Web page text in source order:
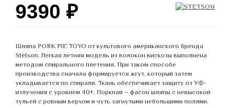
9390 ₽
Шляпа PORK PIE TOYO от культового американского бренда
Stetson. Легкая летняя модель из волокон вискозы выполнена
методом спирального плетения. При таком способе
производства сначала формируется жгут, который затем
укладывается по спирали. Ткань обеспечивает защиту от УФ-
излучения с уровнем 40+. Поркпай – фасон шляпы с невысокой
тульей с ровным верхом и чуть загнутыми небольшими полями.